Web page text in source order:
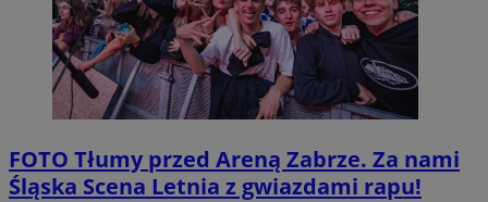
FOTO Tłumy przed Areną Zabrze. Za nami
Śląska Scena Letnia z gwiazdami rapu!